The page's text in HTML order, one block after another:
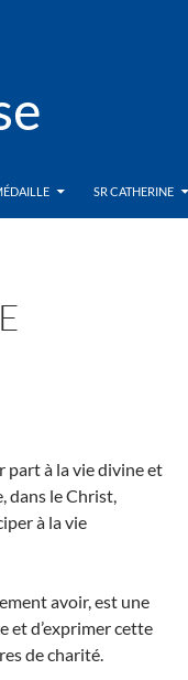
SR CATHERINE
part à la vie divine et
dans le Christ,
à la vie
avoir, est une
et d’expri­mer cette
de charité.